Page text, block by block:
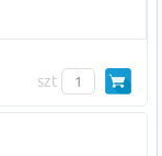
szt